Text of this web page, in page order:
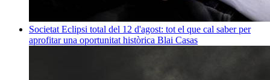
Societat Eclipsi total del 12 d'agost: tot el que cal saber per
aprofitar una oportunitat històrica Blai Casas